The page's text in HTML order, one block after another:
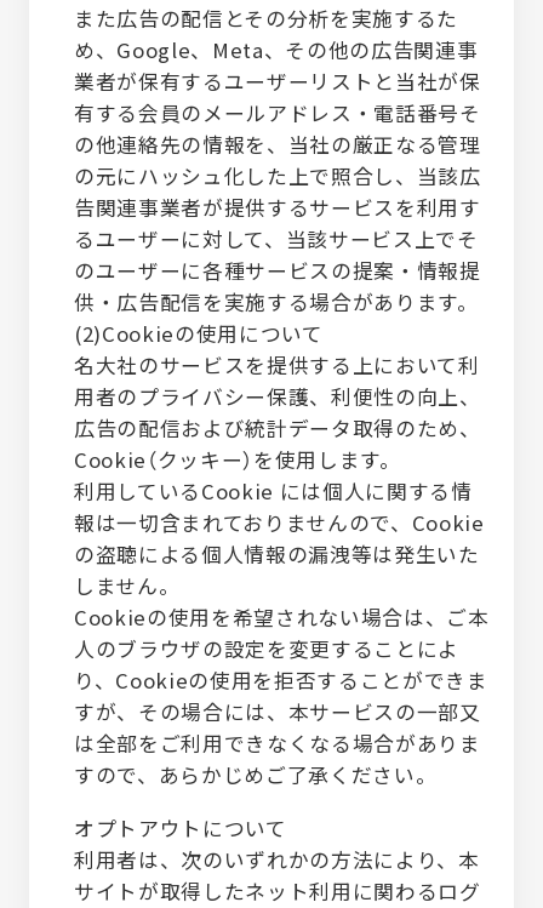
また広告の配信とその分析を実施するた
め、Google、Meta、その他の広告関連事
業者が保有するユーザーリストと当社が保
有する会員のメールアドレス・電話番号そ
の他連絡先の情報を、当社の厳正なる管理
の元にハッシュ化した上で照合し、当該広
告関連事業者が提供するサービスを利用す
るユーザーに対して、当該サービス上でそ
のユーザーに各種サービスの提案・情報提
供・広告配信を実施する場合があります。
(2)Cookieの使用について
名大社のサービスを提供する上において利
用者のプライバシー保護、利便性の向上、
広告の配信および統計データ取得のため、
Cookie（クッキー）を使用します。
利用しているCookie には個人に関する情
報は一切含まれておりませんので、Cookie
の盗聴による個人情報の漏洩等は発生いた
しません。
Cookieの使用を希望されない場合は、ご本
人のブラウザの設定を変更することによ
り、Cookieの使用を拒否することができま
すが、その場合には、本サービスの一部又
は全部をご利用できなくなる場合がありま
すので、あらかじめご了承ください。
オプトアウトについて
利用者は、次のいずれかの方法により、本
サイトが取得したネット利用に関わるログ